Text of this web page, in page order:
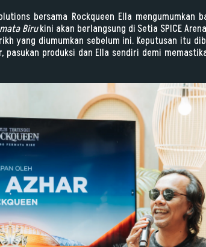
bersama Rockqueen Ella mengumumkan
Birukini akan berlangsung di Setia SPICE
yang diumumkan sebelum ini. Keputusan itu
pasukan produksi dan Ella sendiri demi